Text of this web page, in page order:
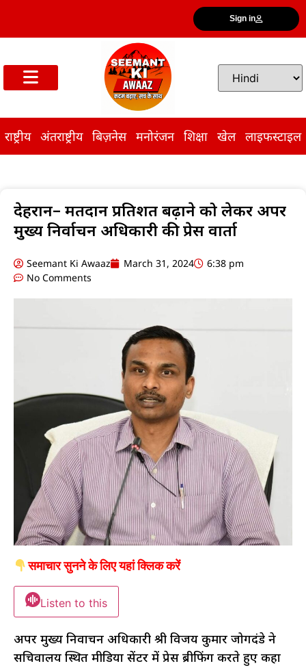
Sign in
राष्ट्रीय अंतराष्ट्रीय बिज़नेस मनोरंजन शिक्षा खेल लाइफस्टाइल
देहरादून– मतदान प्रतिशत बढ़ाने को लेकर अपर
मुख्य निर्वाचन अधिकारी की प्रेस वार्ता
Seemant Ki Awaaz March 31, 2024
6:38 pm
No Comments
समाचार सुनने के लिए यहां क्लिक करें
Listen to this
अपर मुख्य निर्वाचन अधिकारी श्री विजय कुमार जोगदंडे ने
सचिवालय स्थित मीडिया सेंटर में प्रेस ब्रीफिंग करते हुए कहा